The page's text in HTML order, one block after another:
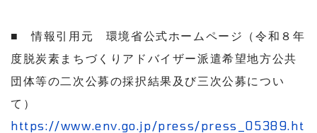
■ 情報引用元 環境省公式ホームページ（ 令和８年
度脱炭素まちづくりアドバイザー派遣希望地方公共
団体等の二次公募の採択結果及び三次公募につい
て）
https://www.env.go.jp/press/press_05389.ht